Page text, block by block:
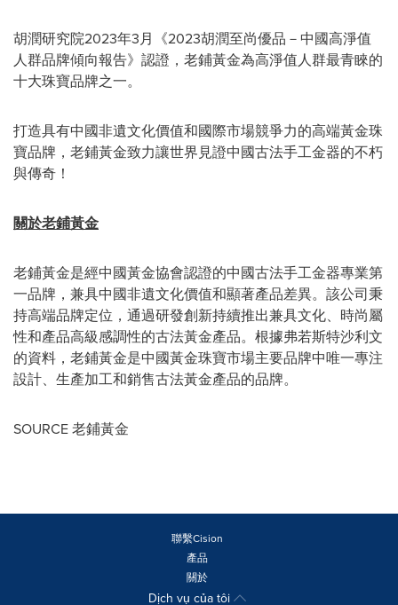
胡潤研究院2023年3月《2023胡潤至尚優品－中國高淨值
人群品牌傾向報告》認證，老鋪黃金為高淨值人群最青睞的
十大珠寶品牌之一。
打造具有中國非遺文化價值和國際市場競爭力的高端黃金珠
寶品牌，老鋪黃金致力讓世界見證中國古法手工金器的不朽
與傳奇！
關於老鋪黃金
老鋪黃金是經中國黃金協會認證的中國古法手工金器專業第
一品牌，兼具中國非遺文化價值和顯著產品差異。該公司秉
持高端品牌定位，通過研發創新持續推出兼具文化、時尚屬
性和產品高級感調性的古法黃金產品。根據弗若斯特沙利文
的資料，老鋪黃金是中國黃金珠寶市場主要品牌中唯一專注
設計、生產加工和銷售古法黃金產品的品牌。
SOURCE 老鋪黃金
聯繫Cision
產品
關於
Dịch vụ của tôi